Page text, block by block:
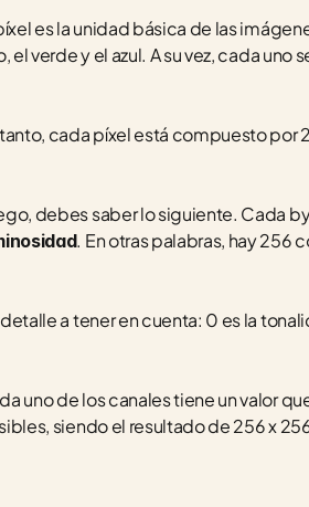
es la unidad básica de las
el verde y el azul. A su vez, cada uno
cada píxel está compuesto
debes saber lo siguiente. Cada
. En otras palabras, hay 256
a tener en cuenta: 0 es la
uno de los canales tiene un valor
siendo el resultado de 256 x